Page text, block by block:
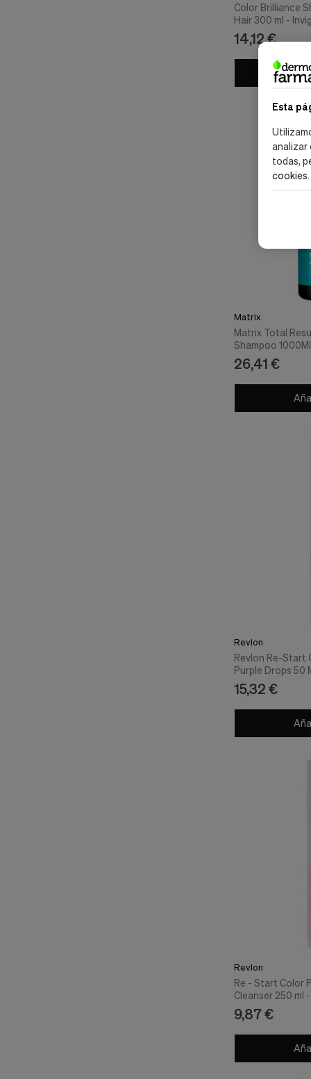
Esta
analizar
todas,
cookies.
Color Brilliance
Hair 300 ml -
14,12 €
Matrix
Matrix Total
Shampoo 1000Ml
26,41 €
Revlon
Revlon Re-Start
Purple Drops 50
15,32 €
Revlon
Re - Start Color
Cleanser 250 ml
9,87 €